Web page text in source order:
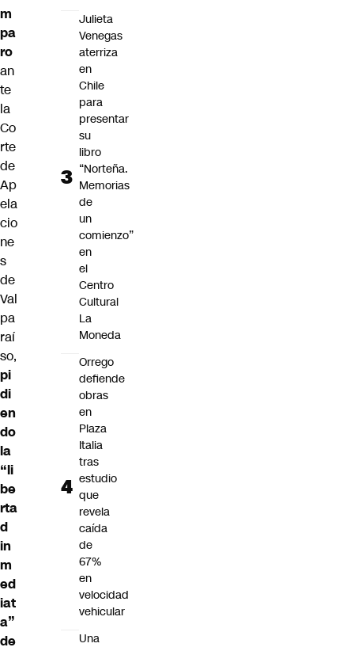
m
pa
ro
an
te
la
Co
rte
de
Ap
ela
cio
ne
s
de
Val
pa
raí
so,
pi
di
en
do
la
“li
be
rta
d
in
m
ed
iat
a”
de
Julieta
Venegas
aterriza
en
Chile
para
presentar
su
libro
“Norteña.
Memorias
de
un
comienzo”
en
el
Centro
Cultural
La
Moneda
Orrego
defiende
obras
en
Plaza
Italia
tras
estudio
que
revela
caída
de
67%
en
velocidad
vehicular
Una